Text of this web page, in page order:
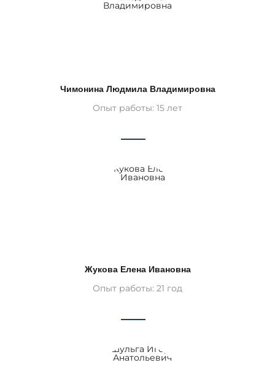
Чимонина Людмила Владимировна
Опыт работы: 15 лет
Жукова Елена Ивановна
Опыт работы: 21 год